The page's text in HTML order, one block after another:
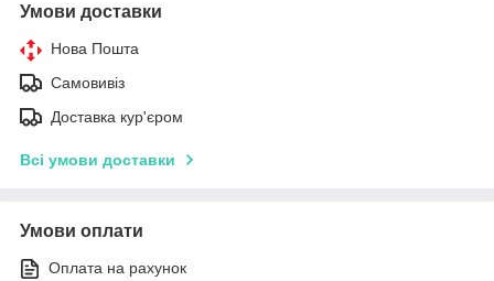
Умови доставки
Нова Пошта
Самовивіз
Доставка кур'єром
Всі умови доставки
Умови оплати
Оплата на рахунок